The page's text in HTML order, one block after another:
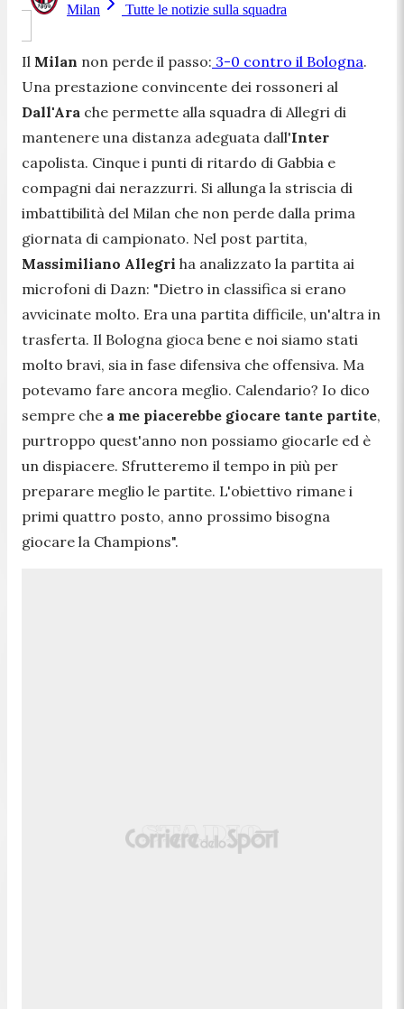
Milan Tutte le notizie sulla squadra
Il Milan non perde il passo: 3-0 contro il Bologna.
Una prestazione convincente dei rossoneri al
Dall'Ara che permette alla squadra di Allegri di
mantenere una distanza adeguata dall'Inter
capolista. Cinque i punti di ritardo di Gabbia e
compagni dai nerazzurri. Si allunga la striscia di
imbattibilità del Milan che non perde dalla prima
giornata di campionato. Nel post partita,
Massimiliano Allegri ha analizzato la partita ai
microfoni di Dazn: "Dietro in classifica si erano
avvicinate molto. Era una partita difficile, un'altra in
trasferta. Il Bologna gioca bene e noi siamo stati
molto bravi, sia in fase difensiva che offensiva. Ma
potevamo fare ancora meglio. Calendario? Io dico
sempre che a me piacerebbe giocare tante partite,
purtroppo quest'anno non possiamo giocarle ed è
un dispiacere. Sfrutteremo il tempo in più per
preparare meglio le partite. L'obiettivo rimane i
primi quattro posto, anno prossimo bisogna
giocare la Champions".